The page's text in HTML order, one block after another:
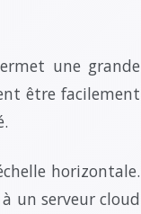
une grande
être facilement
horizontale.
un serveur cloud